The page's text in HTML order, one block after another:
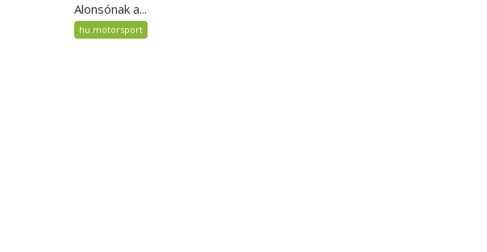
Alonsónak a...
hu.motorsport